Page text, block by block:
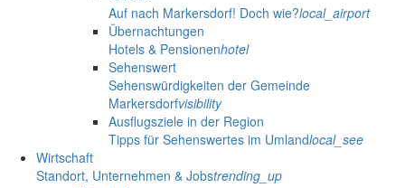
Auf nach Markersdorf! Doch wie?local_airport
Übernachtungen
Hotels & Pensionenhotel
Sehenswert
Sehenswürdigkeiten der Gemeinde
Markersdorfvisibility
Ausflugsziele in der Region
Tipps für Sehenswertes im Umlandlocal_see
Wirtschaft
Standort, Unternehmen & Jobstrending_up